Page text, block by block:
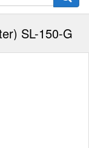
SL-150-G